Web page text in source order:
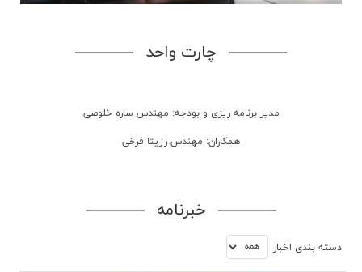
چارت واحد
مدیر برنامه ریزی و بودجه: مهندس ساره خلوصی
همکاران: مهندس رزیتا فرخی
خبرنامه
دسته بندي اخبار